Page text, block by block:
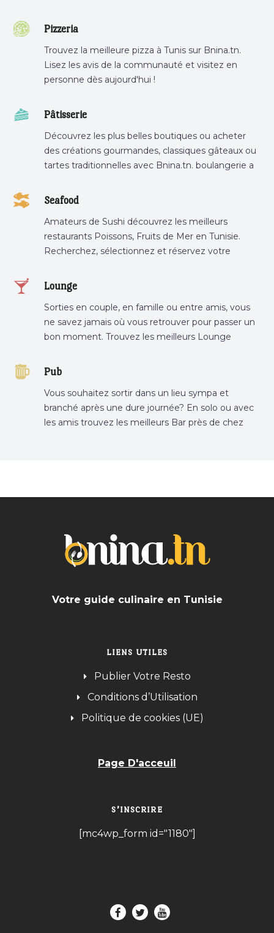
Pizzeria
Trouvez la meilleure pizza à Tunis sur Bnina.tn.
Lisez les avis de la communauté et visitez en
personne dès aujourd'hui !
Pâtisserie
Découvrez les plus belles boutiques ou acheter
des créations gourmandes, classiques gâteaux ou
tartes traditionnelles avec Bnina.tn. boulangerie a
tunis, pâtisserie sousse .
Seafood
Amateurs de Sushi découvrez les meilleurs
restaurants Poissons, Fruits de Mer en Tunisie.
Recherchez, sélectionnez et réservez votre
Lounge
Sorties en couple, en famille ou entre amis, vous
ne savez jamais où vous retrouver pour passer un
bon moment. Trouvez les meilleurs Lounge
Pub
Vous souhaitez sortir dans un lieu sympa et
branché après une dure journée? En solo ou avec
les amis trouvez les meilleurs Bar près de chez
Votre guide culinaire en Tunisie
LIENS UTILES
Publier Votre Resto
Conditions d’Utilisation
Politique de cookies (UE)
Page D'acceuil
S’INSCRIRE
[mc4wp_form id="1180"]